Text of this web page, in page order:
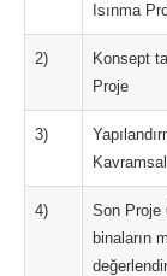
Isınma
2)
Konsept
Proje
3)
4)
Son Proje
binaların